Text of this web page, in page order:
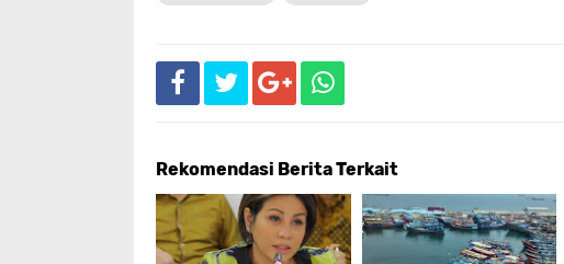
Rekomendasi Berita Terkait